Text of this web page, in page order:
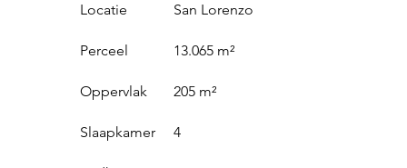
Locatie
Perceel
Oppervlak
San Lorenzo
13.065 m²
205 m²
Slaapkamer 4